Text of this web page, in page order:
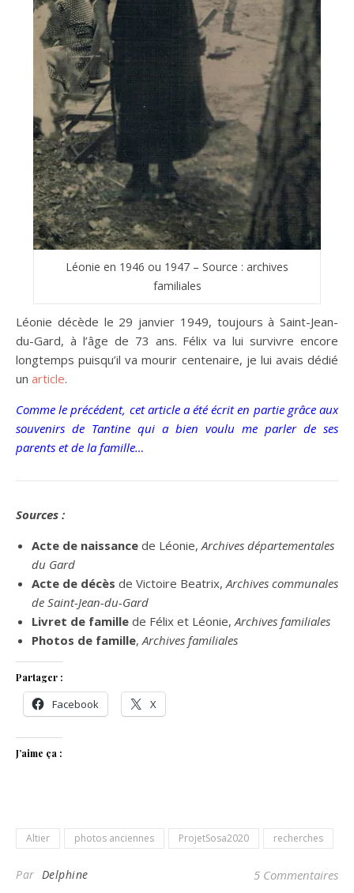
Léonie en 1946 ou 1947 – Source : archives
familiales
Léonie décède le 29 janvier 1949, toujours à Saint-Jean-
du-Gard, à l’âge de 73 ans. Félix va lui survivre encore
longtemps puisqu’il va mourir centenaire, je lui avais dédié
un article.
Comme le précédent, cet article a été écrit en partie grâce aux
souvenirs de Tantine qui a bien voulu me parler de ses
parents et de la famille…
Sources :
Acte de naissance de Léonie,Archives départementales
du Gard
Acte de décès de Victoire Beatrix,Archives communales
de Saint-Jean-du-Gard
Livret de famille de Félix et Léonie,Archives familiales
Photos de famille,Archives familiales
Partager :
Facebook X
J’aime ça :
Altier photos anciennes ProjetSosa2020 recherches
Par Delphine 5 Commentaires